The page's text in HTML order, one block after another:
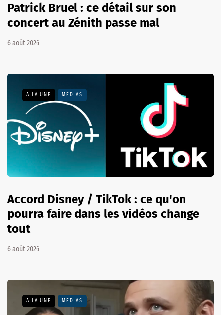
Patrick Bruel : ce détail sur son
concert au Zénith passe mal
6 août 2026
A LA UNE MÉDIAS
Accord Disney / TikTok : ce qu'on
pourra faire dans les vidéos change
tout
6 août 2026
A LA UNE MÉDIAS